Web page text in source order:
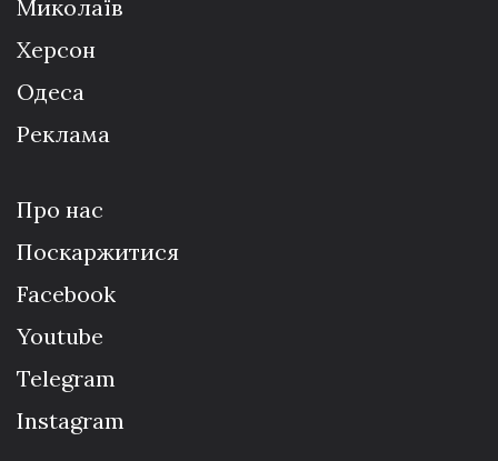
Миколаїв
Херсон
Одеса
Реклама
Про нас
Поскаржитися
Facebook
Youtube
Telegram
Instagram